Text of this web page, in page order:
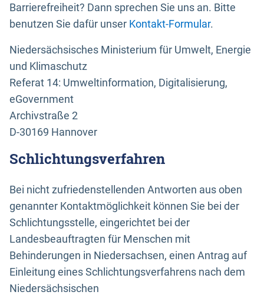
Barrierefreiheit? Dann sprechen Sie uns an. Bitte
benutzen Sie dafür unser Kontakt-Formular.
Niedersächsisches Ministerium für Umwelt, Energie
und Klimaschutz
Referat 14: Umweltinformation, Digitalisierung,
eGovernment
Archivstraße 2
D-30169 Hannover
Schlichtungsverfahren
Bei nicht zufriedenstellenden Antworten aus oben
genannter Kontaktmöglichkeit können Sie bei der
Schlichtungsstelle, eingerichtet bei der
Landesbeauftragten für Menschen mit
Behinderungen in Niedersachsen, einen Antrag auf
Einleitung eines Schlichtungsverfahrens nach dem
Niedersächsischen